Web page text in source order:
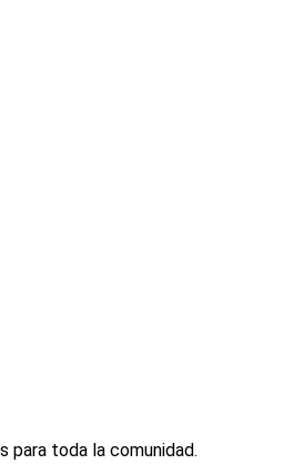
para toda la comunidad.